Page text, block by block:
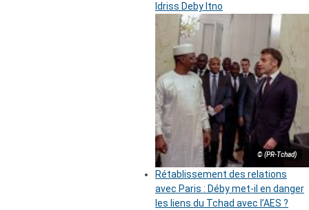
Idriss Deby Itno
© (PR-Tchad)
Rétablissement des relations
avec Paris : Déby met-il en danger
les liens du Tchad avec l’AES ?